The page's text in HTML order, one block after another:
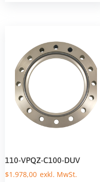
110-VPQZ-C100-DUV
$1.978,00